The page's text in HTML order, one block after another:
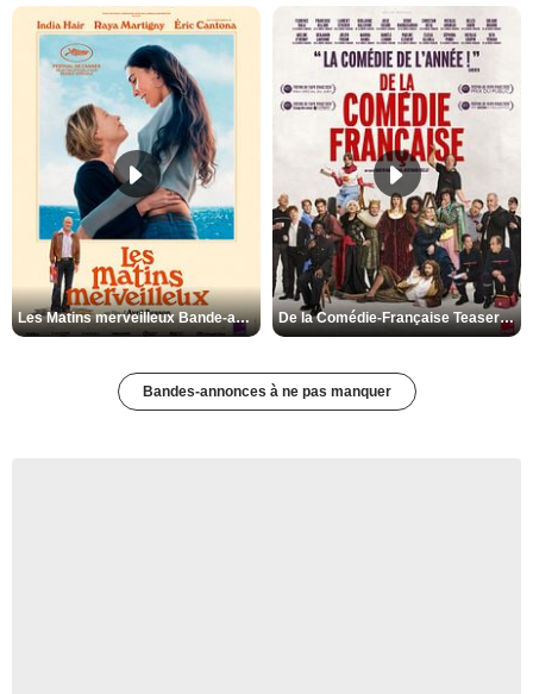
Les Matins merveilleux Bande-annonce VF De la Comédie-Française Teaser VF
Bandes-annonces à ne pas manquer